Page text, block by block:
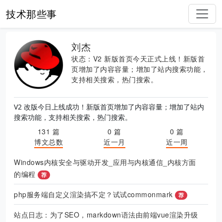
技术那些事
刘杰
状态：V2 新版首页今天正式上线！新版首
页增加了内容容量；增加了站内搜索功能，
支持相关搜索，热门搜索。
V2 改版今日上线成功！新版首页增加了内容容量；增加了站内
搜索功能，支持相关搜索，热门搜索。
131 篇
博文总数
0 篇
近一月
0 篇
近一周
Windows内核安全与驱动开发_应用与内核通信_内核方面
的编程
荐
php服务端自定义渲染搞不定？试试commonmark 荐
站点日志：为了SEO，markdown语法由前端vue渲染升级